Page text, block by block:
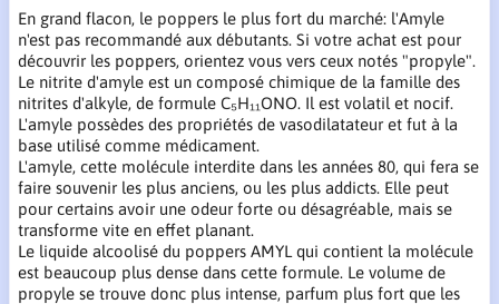
En grand flacon, le poppers le plus fort du marché: l'Amyle
n'est pas recommandé aux débutants. Si votre achat est pour
découvrir les poppers, orientez vous vers ceux notés "propyle".
Le nitrite d'amyle est un composé chimique de la famille des
nitrites d'alkyle, de formule C₅H₁₁ONO. Il est volatil et nocif.
L'amyle possèdes des propriétés de vasodilatateur et fut à la
base utilisé comme médicament.
L'amyle, cette molécule interdite dans les années 80, qui fera se
faire souvenir les plus anciens, ou les plus addicts. Elle peut
pour certains avoir une odeur forte ou désagréable, mais se
transforme vite en effet planant.
Le liquide alcoolisé du poppers AMYL qui contient la molécule
est beaucoup plus dense dans cette formule. Le volume de
propyle se trouve donc plus intense, parfum plus fort que les